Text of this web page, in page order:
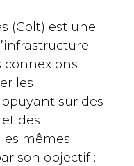
(Colt) est une
connexions
les
sur des
des
mêmes
son objectif :